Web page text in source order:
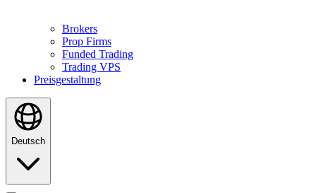
Brokers
Prop Firms
Funded Trading
Trading VPS
Preisgestaltung
Deutsch